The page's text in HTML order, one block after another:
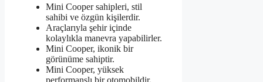
Mini Cooper sahipleri, stil
sahibi ve özgün kişilerdir.
Araçlarıyla şehir içinde
kolaylıkla manevra yapabilirler.
Mini Cooper, ikonik bir
görünüme sahiptir.
Mini Cooper, yüksek
performanslı bir otomobildir.